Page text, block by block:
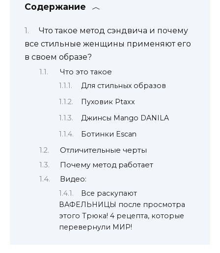
Содержание
Что такое метод сэндвича и почему
все стильные женщины применяют его
в своем образе?
Что это такое
Для стильных образов
Пуховик Ptaxx
Джинсы Mango DANILA
Ботинки Escan
Отличительные черты
Почему метод работает
Видео:
Все раскупают
ВАФЕЛЬНИЦЫ после просмотра
этого Трюка! 4 рецепта, которые
перевернули МИР!